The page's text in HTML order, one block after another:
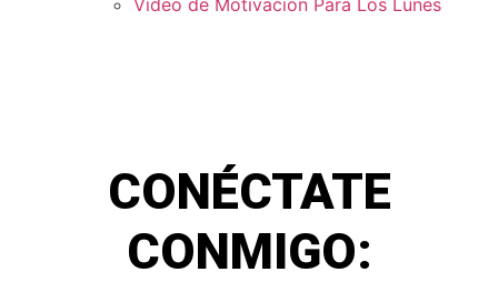
CONÉCTATE
CONMIGO: